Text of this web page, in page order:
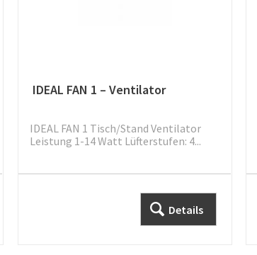
IDEAL FAN 1 – Ventilator
IDEAL FAN 1 Tisch/Stand Ventilator
Leistung 1-14 Watt Lüfterstufen: 4...
Details